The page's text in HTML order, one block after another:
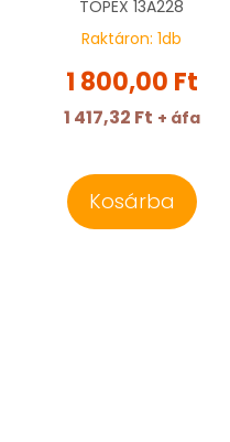
TOPEX 13A228
Raktáron: 1db
1 800,00 Ft
1 417,32 Ft + áfa
Kosárba